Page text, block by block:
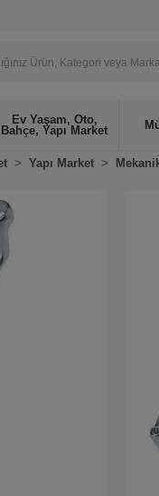
Ev Yaşam, Oto,
Bahçe, Yapı Market
Yapı Market